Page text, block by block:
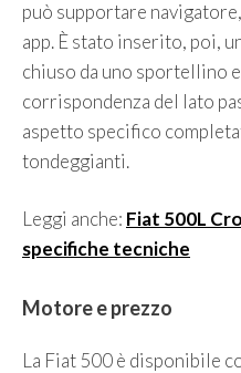
può supportare
app. È stato inserito, poi,
chiuso da uno sportellino
corrispondenza del lato
aspetto specifico
tondeggianti.
Leggi anche: Fiat 500L
specifiche tecniche
Motore e prezzo
La Fiat 500 è disponibile